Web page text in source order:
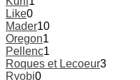
Like0
Mader10
Oregon1
Pellenc1
Roques et Lecoeur3
Ryobi0